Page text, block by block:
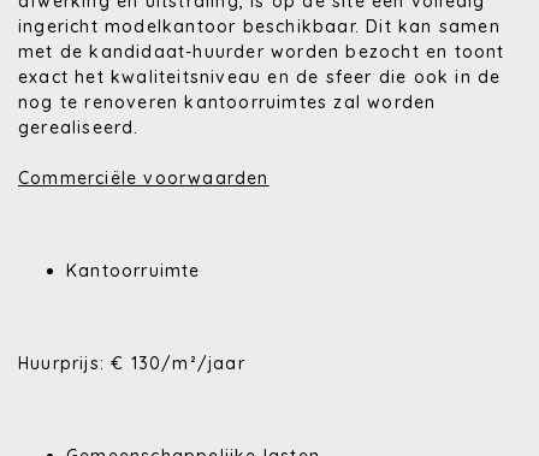
ingericht modelkantoor beschikbaar. Dit kan samen
met de kandidaat-huurder worden bezocht en toont
exact het kwaliteitsniveau en de sfeer die ook in de
nog te renoveren kantoorruimtes zal worden
gerealiseerd.
Commerciële voorwaarden
Kantoorruimte
Huurprijs: € 130/m²/jaar